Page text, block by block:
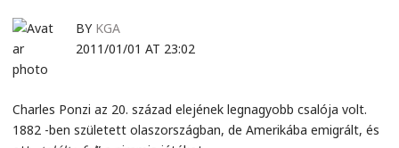
BY KGA
2011/01/01 AT 23:02
Charles Ponzi az 20. század elejének legnagyobb csalója volt.
1882 -ben született olaszországban, de Amerikába emigrált, és